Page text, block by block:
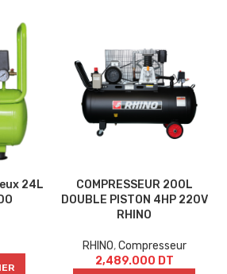
24L
COMPRESSEUR 200L
DOUBLE PISTON 4HP 220V
RHINO
RHINO,Compresseur
2,489.000 DT